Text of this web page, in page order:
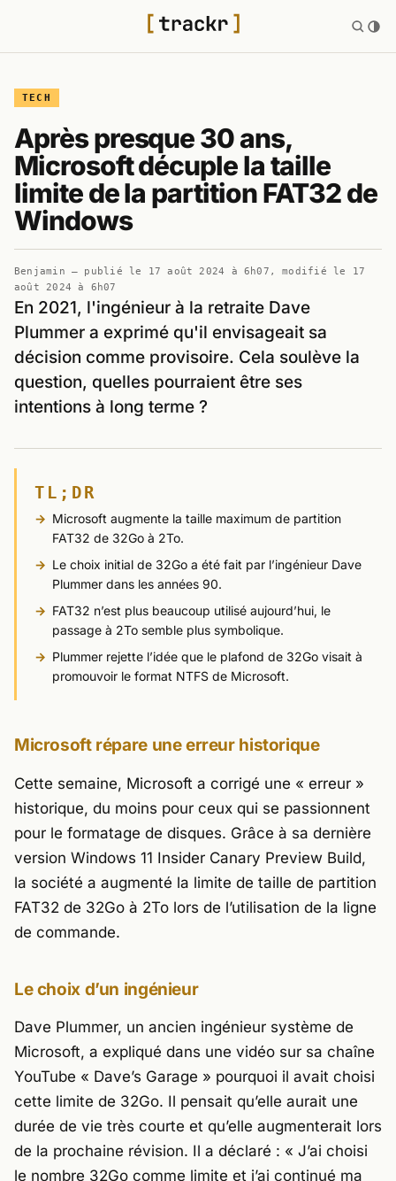
TECH
Après presque 30 ans,
Microsoft décuple la taille
limite de la partition FAT32 de
Windows
Benjamin — publié le 17 août 2024 à 6h07 , modifié le 17
août 2024 à 6h07
En 2021, l'ingénieur à la retraite Dave
Plummer a exprimé qu'il envisageait sa
décision comme provisoire. Cela soulève la
question, quelles pourraient être ses
intentions à long terme ?
TL;DR
Microsoft augmente la taille maximum de partition
FAT32 de 32Go à 2To.
Le choix initial de 32Go a été fait par l’ingénieur Dave
Plummer dans les années 90.
FAT32 n’est plus beaucoup utilisé aujourd’hui, le
passage à 2To semble plus symbolique.
Plummer rejette l’idée que le plafond de 32Go visait à
promouvoir le format NTFS de Microsoft.
Microsoft répare une erreur historique
Cette semaine, Microsoft a corrigé une « erreur »
historique, du moins pour ceux qui se passionnent
pour le formatage de disques. Grâce à sa dernière
version Windows 11 Insider Canary Preview Build,
la société a augmenté la limite de taille de partition
FAT32 de 32Go à 2To lors de l’utilisation de la ligne
de commande.
Le choix d’un ingénieur
Dave Plummer, un ancien ingénieur système de
Microsoft, a expliqué dans une vidéo sur sa chaîne
YouTube « Dave’s Garage » pourquoi il avait choisi
cette limite de 32Go. Il pensait qu’elle aurait une
durée de vie très courte et qu’elle augmenterait lors
de la prochaine révision. Il a déclaré : « J’ai choisi
le nombre 32Go comme limite et j’ai continué ma